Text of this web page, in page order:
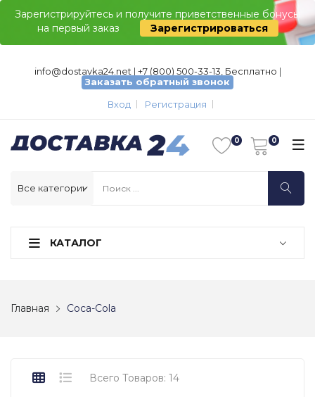
Зарегистрируйтесь и получите приветственные бонусы
на первый заказ
Зарегистрироваться
info@dostavka24.net | +7 (800) 500-33-13, Бесплатно |
Заказать обратный звонок
Вход
Регистрация
КАТАЛОГ
Главная Coca-Cola
Всего Товаров: 14